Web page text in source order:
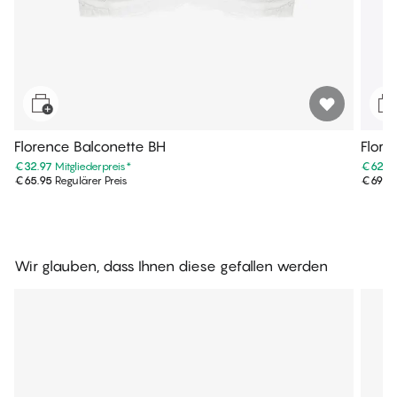
Florence Balconette BH
€32.97 Mitgliederpreis*
€65.95 Regulärer Preis
€69.95
Wir glauben, dass Ihnen diese gefallen werden